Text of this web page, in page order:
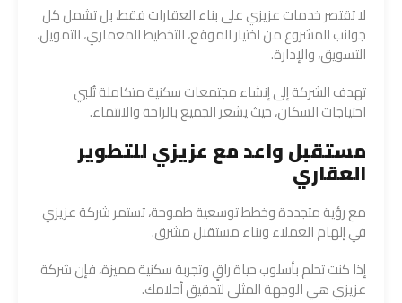
لا تقتصر خدمات عزيزي على بناء العقارات فقط، بل تشمل كل
جوانب المشروع من اختيار الموقع، التخطيط المعماري، التمويل،
التسويق، والإدارة.
تهدف الشركة إلى إنشاء مجتمعات سكنية متكاملة تُلبي
احتياجات السكان، حيث يشعر الجميع بالراحة والانتماء.
مستقبل واعد مع عزيزي للتطوير
العقاري
مع رؤية متجددة وخطط توسعية طموحة، تستمر شركة عزيزي
في إلهام العملاء وبناء مستقبل مشرق.
إذا كنت تحلم بأسلوب حياة راقٍ وتجربة سكنية مميزة، فإن شركة
عزيزي هي الوجهة المثلى لتحقيق أحلامك.